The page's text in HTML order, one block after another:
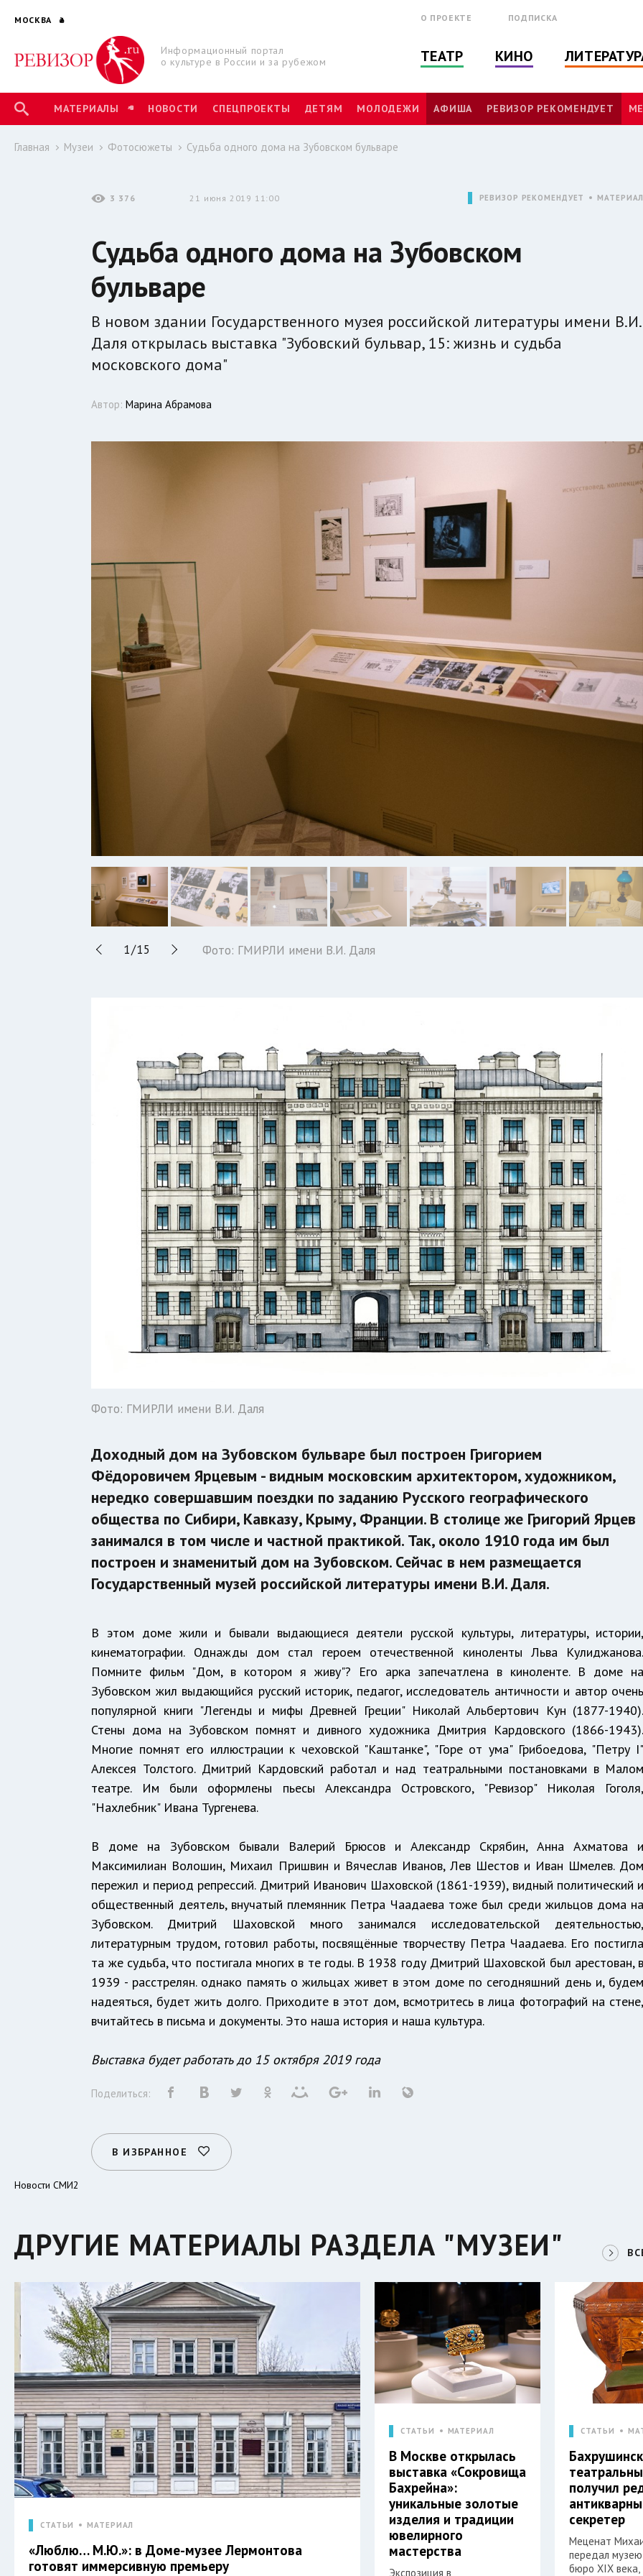
МОСКВА
Информационный портал
о культуре в России и за рубежом
О ПРОЕКТЕ ПОДПИСКА
ТЕАТР КИНО
МАТЕРИАЛЫ НОВОСТИ СПЕЦПРОЕКТЫ ДЕТЯМ МОЛОДЕЖИ АФИША РЕВИЗОР РЕКОМЕНДУЕТ
Главная Музеи Фотосюжеты Судьба одного дома на Зубовском бульваре
3 376 21 июня 2019 11:00 РЕВИЗОР РЕКОМЕНДУЕТ МАТЕРИАЛ
Судьба одного дома на Зубовском
бульваре
В новом здании Государственного музея российской литературы имени В.И.
Даля открылась выставка "Зубовский бульвар, 15: жизнь и судьба
московского дома"
Автор:Марина Абрамова
1/15 Фото: ГМИРЛИ имени В.И. Даля
Фото: ГМИРЛИ имени В.И. Даля
Доходный дом на Зубовском бульваре был построен Григорием
Фёдоровичем Ярцевым - видным московским архитектором, художником,
нередко совершавшим поездки по заданию Русского географического
общества по Сибири, Кавказу, Крыму, Франции. В столице же Григорий Ярцев
занимался в том числе и частной практикой. Так, около 1910 года им был
построен и знаменитый дом на Зубовском. Сейчас в нем размещается
Государственный музей российской литературы имени В.И. Даля.
В этом доме жили и бывали выдающиеся деятели русской культуры, литературы, истории,
кинематографии. Однажды дом стал героем отечественной киноленты Льва Кулиджанова.
Помните фильм "Дом, в котором я живу"? Его арка запечатлена в киноленте. В доме на
Зубовском жил выдающийся русский историк, педагог, исследователь античности и автор очень
популярной книги "Легенды и мифы Древней Греции" Николай Альбертович Кун (1877-1940).
Стены дома на Зубовском помнят и дивного художника Дмитрия Кардовского (1866-1943).
Многие помнят его иллюстрации к чеховской "Каштанке", "Горе от ума" Грибоедова, "Петру I"
Алексея Толстого. Дмитрий Кардовский работал и над театральными постановками в Малом
театре. Им были оформлены пьесы Александра Островского, "Ревизор" Николая Гоголя,
"Нахлебник" Ивана Тургенева.
В доме на Зубовском бывали Валерий Брюсов и Александр Скрябин, Анна Ахматова и
Максимилиан Волошин, Михаил Пришвин и Вячеслав Иванов, Лев Шестов и Иван Шмелев. Дом
пережил и период репрессий. Дмитрий Иванович Шаховской (1861-1939), видный политический и
общественный деятель, внучатый племянник Петра Чаадаева тоже был среди жильцов дома на
Зубовском. Дмитрий Шаховской много занимался исследовательской деятельностью,
литературным трудом, готовил работы, посвящённые творчеству Петра Чаадаева. Его постигла
та же судьба, что постигала многих в те годы. В 1938 году Дмитрий Шаховской был арестован, в
1939 - расстрелян. однако память о жильцах живет в этом доме по сегодняшний день и, будем
надеяться, будет жить долго. Приходите в этот дом, всмотритесь в лица фотографий на стене,
вчитайтесь в письма и документы. Это наша история и наша культура.
Выставка будет работать до 15 октября 2019 года
Поделиться:
В ИЗБРАННОЕ
Новости СМИ2
ДРУГИЕ МАТЕРИАЛЫ РАЗДЕЛА "МУЗЕИ"
СТАТЬИ МАТЕРИАЛ
«Люблю… М.Ю.»: в Доме-музее Лермонтова
готовят иммерсивную премьеру
СТАТЬИ МАТЕРИАЛ
В Москве открылась
выставка «Сокровища
Бахрейна»:
уникальные золотые
изделия и традиции
ювелирного
мастерства
Экспозиция в
СТАТЬИ
получил
секретер
Меценат
передал
бюро XIX века,